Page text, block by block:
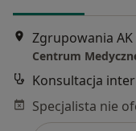
Zgrupowania
Centrum
Konsultacja